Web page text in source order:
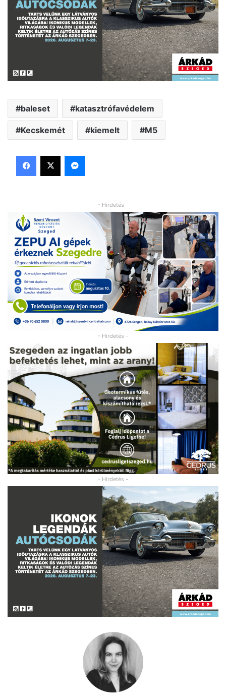
baleset katasztrófavédelem
Kecskemét kiemelt M5
Facebook
X Messenger
- Hirdetés -
- Hirdetés -
- Hirdetés -